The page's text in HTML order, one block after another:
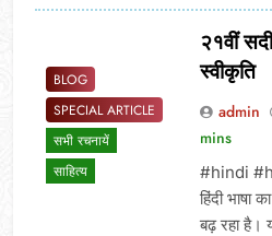
BLOG
SPECIAL ARTICLE
सभी रचनायें
साहित्य
२१वीं
स्वीकृति
admin
mins
#hindi
हिंदी भाषा
बढ़ रहा है।